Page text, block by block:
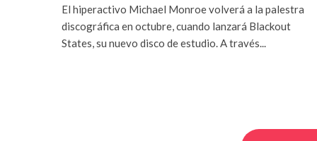
El hiperactivo Michael Monroe volverá a la palestra
discográfica en octubre, cuando lanzará Blackout
States, su nuevo disco de estudio. A través...